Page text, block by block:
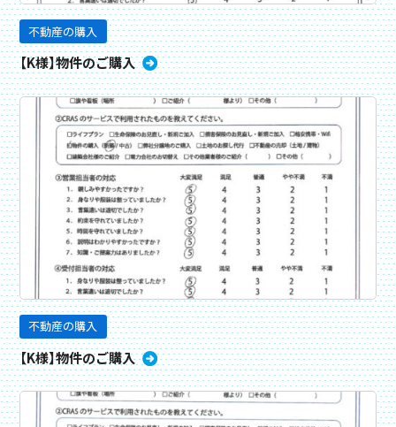
不動産の購入
【K様】物件のご購入
不動産の購入
【K様】物件のご購入